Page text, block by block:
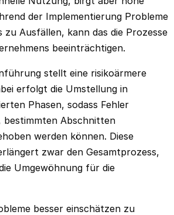
der Implementierung Probleme
Ausfällen, kann das die Prozesse
beeinträchtigen.
stellt eine risikoärmere
erfolgt die Umstellung in
Phasen, sodass Fehler
Abschnitten
werden können. Diese
zwar den Gesamtprozess,
Umgewöhnung für die
besser einschätzen zu